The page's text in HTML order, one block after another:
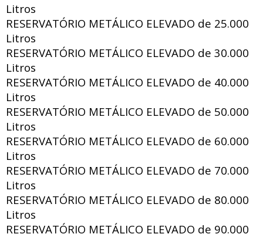
Litros
RESERVATÓRIO METÁLICO ELEVADO de 25.000
Litros
RESERVATÓRIO METÁLICO ELEVADO de 30.000
Litros
RESERVATÓRIO METÁLICO ELEVADO de 40.000
Litros
RESERVATÓRIO METÁLICO ELEVADO de 50.000
Litros
RESERVATÓRIO METÁLICO ELEVADO de 60.000
Litros
RESERVATÓRIO METÁLICO ELEVADO de 70.000
Litros
RESERVATÓRIO METÁLICO ELEVADO de 80.000
Litros
RESERVATÓRIO METÁLICO ELEVADO de 90.000